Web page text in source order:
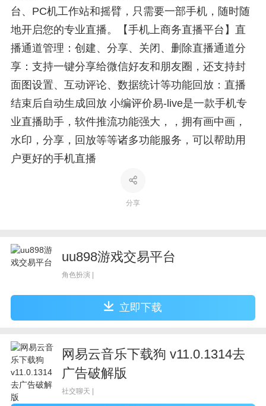
台、PC机工作站和摇臂，只需要一部手机，随时随
地开启您的专业直播。【手机上商务直播平台】直
播通道管理：创建、分享、关闭、删除直播通道分
享：支持一键分享给微信好友和朋友圈，还支持封
面图设置、互动评论、数据统计等功能回放：直播
结束后自动生成回放 小编评价易-live是一款手机专
业直播助手，软件推流功能强大，，拥有画中画，
水印，分享，回放等等诸多功能服务，可以帮助用
户更好的手机直播
分享
uu898游戏交易平台
角色扮演 |
立即下载
网易云音乐下载狗 v11.0.1314去
广告破解版
社交聊天 |